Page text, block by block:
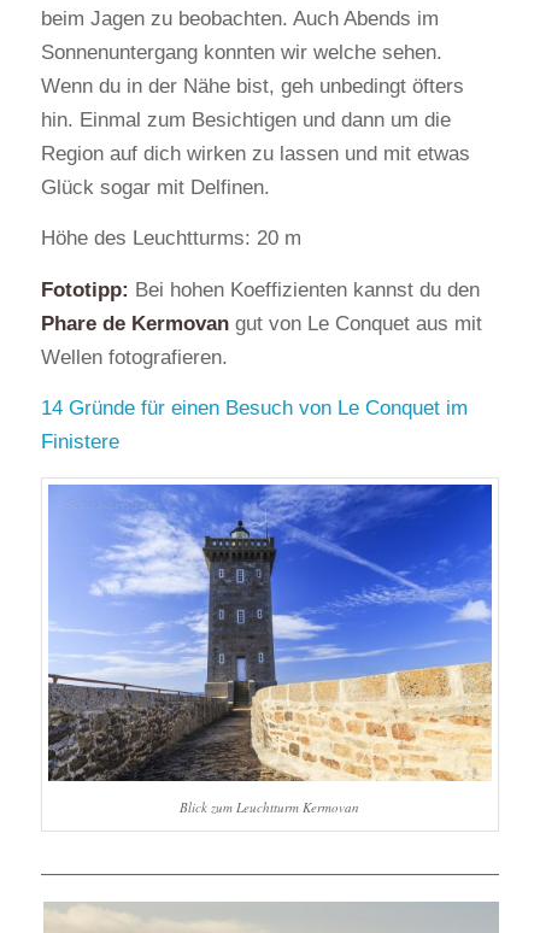
beim Jagen zu beobachten. Auch Abends im
Sonnenuntergang konnten wir welche sehen.
Wenn du in der Nähe bist, geh unbedingt öfters
hin. Einmal zum Besichtigen und dann um die
Region auf dich wirken zu lassen und mit etwas
Glück sogar mit Delfinen.
Höhe des Leuchtturms: 20 m
Fototipp: Bei hohen Koeffizienten kannst du den
Phare de Kermovangut von Le Conquet aus mit
Wellen fotografieren.
14 Gründe für einen Besuch von Le Conquet im
Finistere
Blick zum Leuchtturm Kermovan